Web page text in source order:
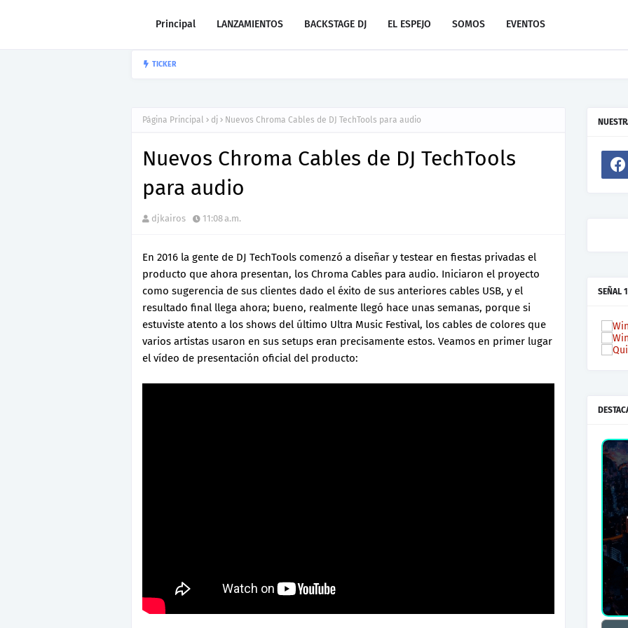
Principal LANZAMIENTOS BACKSTAGE DJ EL ESPEJO SOMOS EVENTOS
TICKER
Página Principal dj Nuevos Chroma Cables de DJ TechTools para audio
Nuevos Chroma Cables de DJ TechTools
para audio
djkairos 11:08 a.m.
En 2016 la gente de DJ TechTools comenzó a diseñar y testear en fiestas privadas el
producto que ahora presentan, los Chroma Cables para audio. Iniciaron el proyecto
como sugerencia de sus clientes dado el éxito de sus anteriores cables USB, y el
resultado final llega ahora; bueno, realmente llegó hace unas semanas, porque si
estuviste atento a los shows del último Ultra Music Festival, los cables de colores que
varios artistas usaron en sus setups eran precisamente estos. Veamos en primer lugar
el vídeo de presentación oficial del producto:
SEÑAL 1